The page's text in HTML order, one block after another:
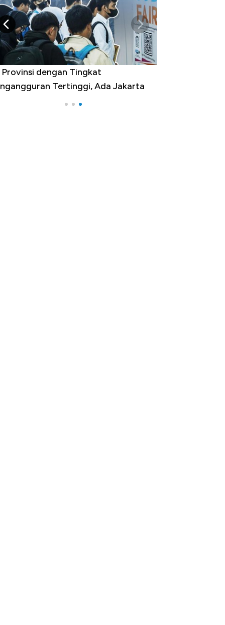
Provinsi dengan Tingkat
Tertinggi, Ada Jakarta